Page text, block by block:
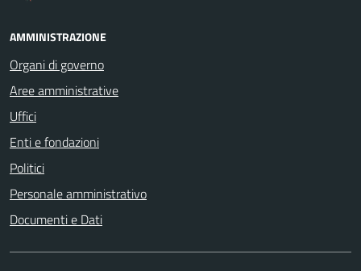
AMMINISTRAZIONE
Organi di governo
Aree amministrative
Uffici
Enti e fondazioni
Politici
Personale amministrativo
Documenti e Dati